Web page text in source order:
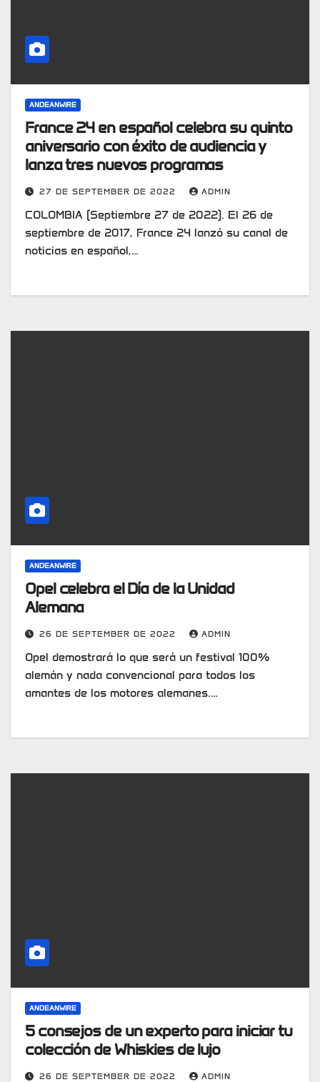
ANDEANWIRE
France 24 en español celebra su quinto
aniversario con éxito de audiencia y
lanza tres nuevos programas
27 DE SEPTEMBER DE 2022 ADMIN
COLOMBIA (Septiembre 27 de 2022). El 26 de
septiembre de 2017, France 24 lanzó su canal de
noticias en español,…
ANDEANWIRE
Opel celebra el Día de la Unidad
Alemana
26 DE SEPTEMBER DE 2022 ADMIN
Opel demostrará lo que será un festival 100%
alemán y nada convencional para todos los
amantes de los motores alemanes.…
ANDEANWIRE
5 consejos de un experto para iniciar tu
colección de Whiskies de lujo
26 DE SEPTEMBER DE 2022 ADMIN